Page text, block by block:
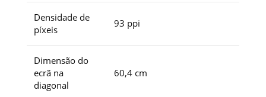
Densidade de
píxeis
93 ppi
Dimensão do
ecrã na
diagonal
60,4 cm